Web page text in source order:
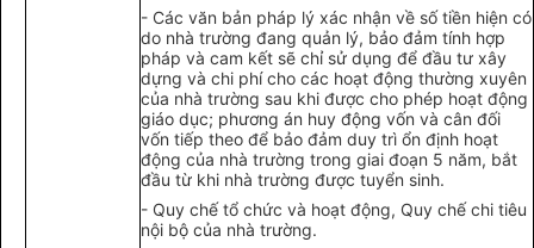
- Các văn bản pháp lý xác nhận về số tiền hiện có
do nhà trường đang quản lý, bảo đảm tính hợp
pháp và cam kết sẽ chỉ sử dụng để đầu tư xây
dựng và chi phí cho các hoạt động thường xuyên
của nhà trường sau khi được cho phép hoạt động
giáo dục; phương án huy động vốn và cân đối
vốn tiếp theo để bảo đảm duy trì ổn định hoạt
động của nhà trường trong giai đoạn 5 năm, bắt
đầu từ khi nhà trường được tuyển sinh.
- Quy chế tổ chức và hoạt động, Quy chế chi tiêu
nội bộ của nhà trường.